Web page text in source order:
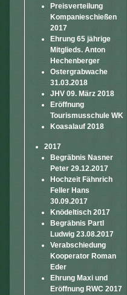
Preisverteilung
Kompanieschießen
2017
Ehrung 65 jährige
Mitglieds. Anton
Hechenberger
Ostergrabwache
31.03.2018
JHV 09. März 2018
Eröffnung
Tourismusschule WK
Koasalauf 2018
2017
Begräbnis Nasner
Peter 29.12.2017
Hochzeit Fähnrich
Feller Hans
30.09.2017
Knödeltisch 2017
Begräbnis Partl
Ludwig 23.08.2017
Verabschiedung
Kooperator Roman
Eder
Ehrung Maxi und
Eröffnung RWC 2017